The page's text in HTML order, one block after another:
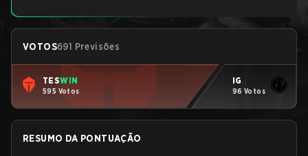
VOTOS691 Previsões
TESWIN
595 Votos
IG
96 Votos
RESUMO DA PONTUAÇÃO